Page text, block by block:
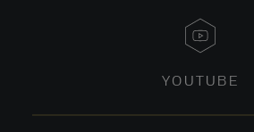
YOUTUBE